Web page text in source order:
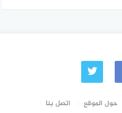
حول الموقع
اتصل بنا